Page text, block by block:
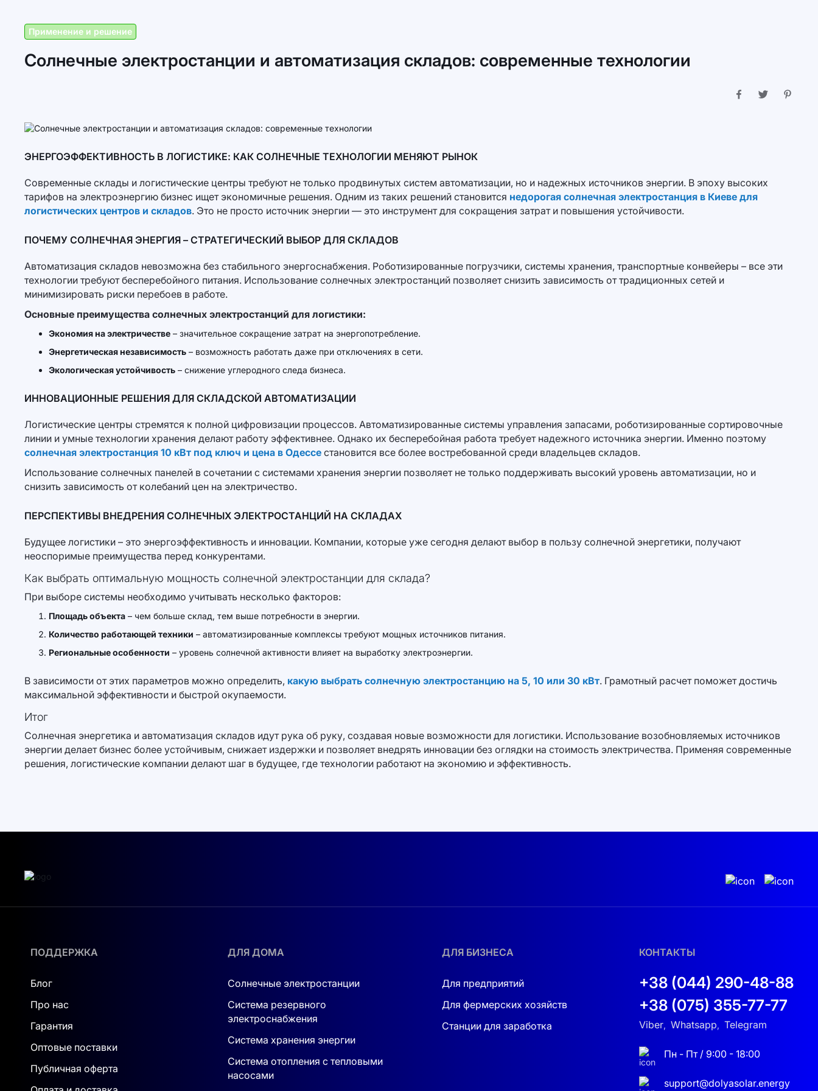
Применение и решение
Солнечные электростанции и автоматизация складов: современные технологии
ЭНЕРГОЭФФЕКТИВНОСТЬ В ЛОГИСТИКЕ: КАК СОЛНЕЧНЫЕ ТЕХНОЛОГИИ МЕНЯЮТ РЫНОК
Современные склады и логистические центры требуют не только продвинутых систем автоматизации, но и надежных источников энергии. В эпоху высоких
тарифов на электроэнергию бизнес ищет экономичные решения. Одним из таких решений становится недорогая солнечная электростанция в Киеве для
логистических центров и складов. Это не просто источник энергии — это инструмент для сокращения затрат и повышения устойчивости.
ПОЧЕМУ СОЛНЕЧНАЯ ЭНЕРГИЯ – СТРАТЕГИЧЕСКИЙ ВЫБОР ДЛЯ СКЛАДОВ
Автоматизация складов невозможна без стабильного энергоснабжения. Роботизированные погрузчики, системы хранения, транспортные конвейеры – все эти
технологии требуют бесперебойного питания. Использование солнечных электростанций позволяет снизить зависимость от традиционных сетей и
минимизировать риски перебоев в работе.
Основные преимущества солнечных электростанций для логистики:
Экономия на электричестве – значительное сокращение затрат на энергопотребление.
Энергетическая независимость – возможность работать даже при отключениях в сети.
Экологическая устойчивость – снижение углеродного следа бизнеса.
ИННОВАЦИОННЫЕ РЕШЕНИЯ ДЛЯ СКЛАДСКОЙ АВТОМАТИЗАЦИИ
Логистические центры стремятся к полной цифровизации процессов. Автоматизированные системы управления запасами, роботизированные сортировочные
линии и умные технологии хранения делают работу эффективнее. Однако их бесперебойная работа требует надежного источника энергии. Именно поэтому
солнечная электростанция 10 кВт под ключ и цена в Одессе становится все более востребованной среди владельцев складов.
Использование солнечных панелей в сочетании с системами хранения энергии позволяет не только поддерживать высокий уровень автоматизации, но и
снизить зависимость от колебаний цен на электричество.
ПЕРСПЕКТИВЫ ВНЕДРЕНИЯ СОЛНЕЧНЫХ ЭЛЕКТРОСТАНЦИЙ НА СКЛАДАХ
Будущее логистики – это энергоэффективность и инновации. Компании, которые уже сегодня делают выбор в пользу солнечной энергетики, получают
неоспоримые преимущества перед конкурентами.
Как выбрать оптимальную мощность солнечной электростанции для склада?
При выборе системы необходимо учитывать несколько факторов:
Площадь объекта – чем больше склад, тем выше потребности в энергии.
Количество работающей техники – автоматизированные комплексы требуют мощных источников питания.
Региональные особенности – уровень солнечной активности влияет на выработку электроэнергии.
В зависимости от этих параметров можно определить, какую выбрать солнечную электростанцию на 5, 10 или 30 кВт. Грамотный расчет поможет достичь
максимальной эффективности и быстрой окупаемости.
Итог
Солнечная энергетика и автоматизация складов идут рука об руку, создавая новые возможности для логистики. Использование возобновляемых источников
энергии делает бизнес более устойчивым, снижает издержки и позволяет внедрять инновации без оглядки на стоимость электричества. Применяя современные
решения, логистические компании делают шаг в будущее, где технологии работают на экономию и эффективность.
ПОДДЕРЖКА
Блог
Про нас
Гарантия
Оптовые поставки
Публичная оферта
ДЛЯ ДОМА
Солнечные электростанции
Система резервного
электроснабжения
Система хранения энергии
Система отопления с тепловыми
насосами
ДЛЯ БИЗНЕСА
Для предприятий
Для фермерских хозяйств
Станции для заработка
КОНТАКТЫ
+38 (044) 290-48-88
+38 (075) 355-77-77
Viber, Whatsapp, Telegram
Пн - Пт / 9:00 - 18:00
support@dolyasolar.energy